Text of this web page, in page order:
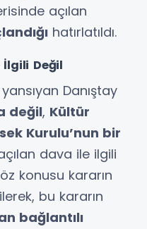
açılan
hatırlatıldı.
İlgili Değil
Danıştay
değil, Kültür
Kurulu’nun bir
dava ile ilgili
konusu kararın
bu kararın
bağlantılı